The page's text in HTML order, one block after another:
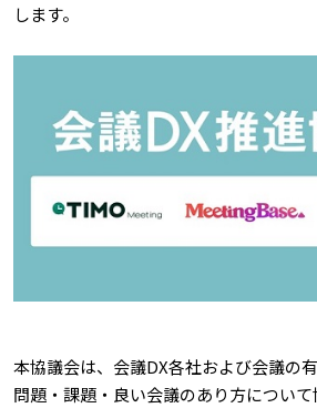
します。
本協議会は、会議DX各社および会議の
問題・課題・良い会議のあり方につい